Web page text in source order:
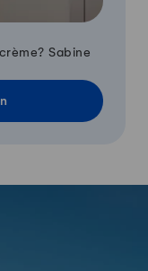
Sabine